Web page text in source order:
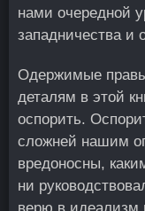
нами очередной
западничества и
Одержимые
деталям в этой
оспорить.
сложней нашим
вредоносны,
ни